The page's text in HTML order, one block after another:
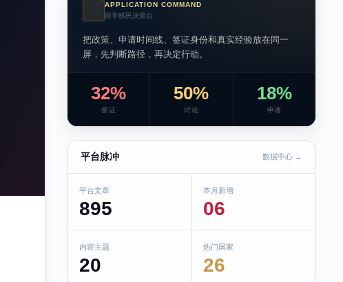
APPLICATION COMMAND
留学移民决策台
把政策、申请时间线、签证身份和真实经验放在同一
屏，先判断路径，再决定行动。
32%
签证
50%
讨论
18%
申请
平台脉冲 数据中心 →
平台文章
895
本月新增
06
内容主题
20
热门国家
26